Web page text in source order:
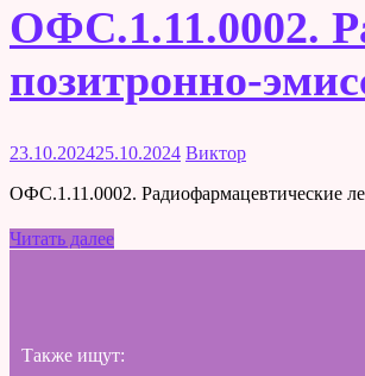
ОФС.1.11.0002.
позитронно-
23.10.202425.10.2024 Виктор
ОФС.1.11.0002. Радиофармацевтические
Читать далее
Также ищут: